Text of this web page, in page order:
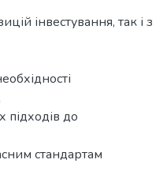
інвестування, так і з
підходів до
стандартам